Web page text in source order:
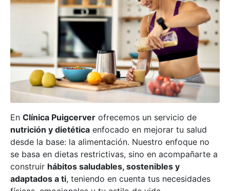
En Clínica Puigcerver ofrecemos un servicio de
nutrición y dietética enfocado en mejorar tu salud
desde la base: la alimentación. Nuestro enfoque no
se basa en dietas restrictivas, sino en acompañarte a
construir hábitos saludables, sostenibles y
adaptados a ti, teniendo en cuenta tus necesidades